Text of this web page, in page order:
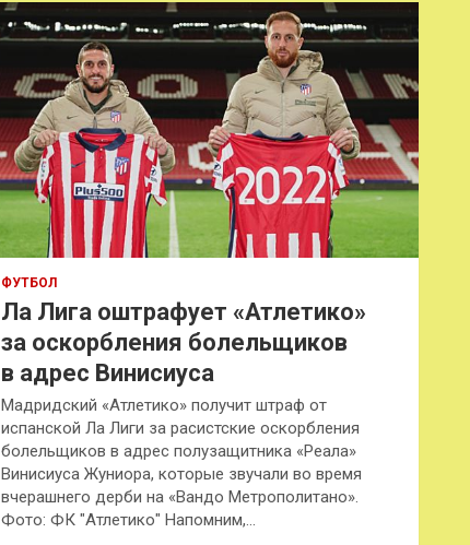
к
ФУТБОЛ
Ла Лига оштрафует «Атлетико»
за оскорбления болельщиков
в адрес Винисиуса
Мадридский «Атлетико» получит штраф от
испанской Ла Лиги за расистские оскорбления
болельщиков в адрес полузащитника «Реала»
Винисиуса Жуниора, которые звучали во время
вчерашнего дерби на «Вандо Метрополитано».
Фото: ФК "Атлетико" Напомним,…